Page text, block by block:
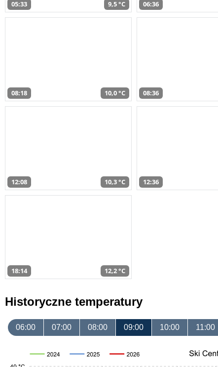
05:33 9,5 °C 06:36
08:18 10,0 °C 08:36
12:08 10,3 °C 12:36
18:14 12,2 °C
Historyczne temperatury
06:00 07:00 08:00 09:00 10:00 11:00